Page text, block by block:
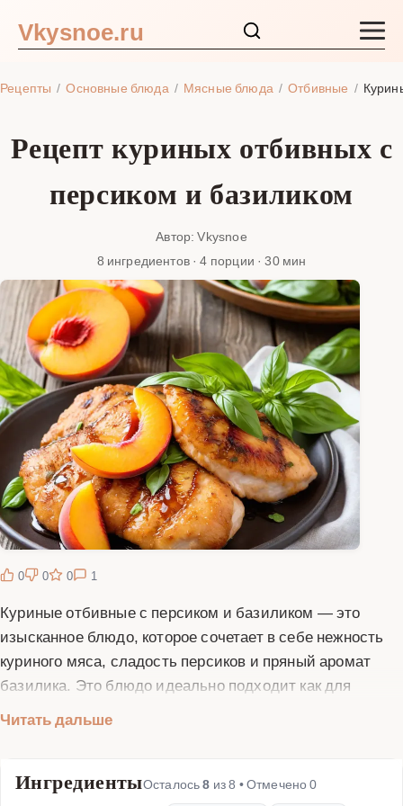
Vkysnoe.ru
Рецепты Основные блюда Мясные блюда Отбивные
Рецепт куриных отбивных с
персиком и базиликом
Автор: Vkysnoe
8 ингредиентов · 4 порции · 30 мин
0 0 0 1
Куриные отбивные с персиком и базиликом — это
изысканное блюдо, которое сочетает в себе нежность
куриного мяса, сладость персиков и пряный аромат
базилика. Это блюдо идеально подходит как для
Приготовление куриных отбивных с персиком и
результат обязательно порадует вас и ваших гостей.
Читать дальше
ИнгредиентыОсталось8 из8 • Отмечено0